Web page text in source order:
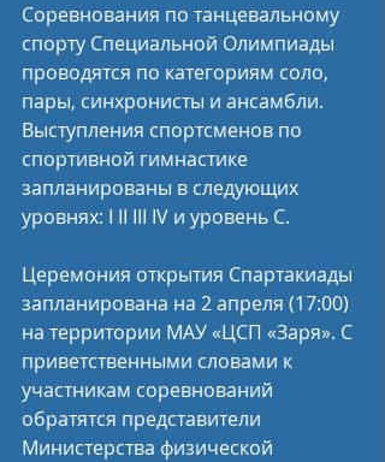
Соревнования по танцевальному
спорту Специальной Олимпиады
проводятся по категориям соло,
пары, синхронисты и ансамбли.
Выступления спортсменов по
спортивной гимнастике
запланированы в следующих
уровнях: I II III IV и уровень C.
Церемония открытия Спартакиады
запланирована на 2 апреля (17:00)
на территории МАУ «ЦСП «Заря». С
приветственными словами к
участникам соревнований
обратятся представители
Министерства физической